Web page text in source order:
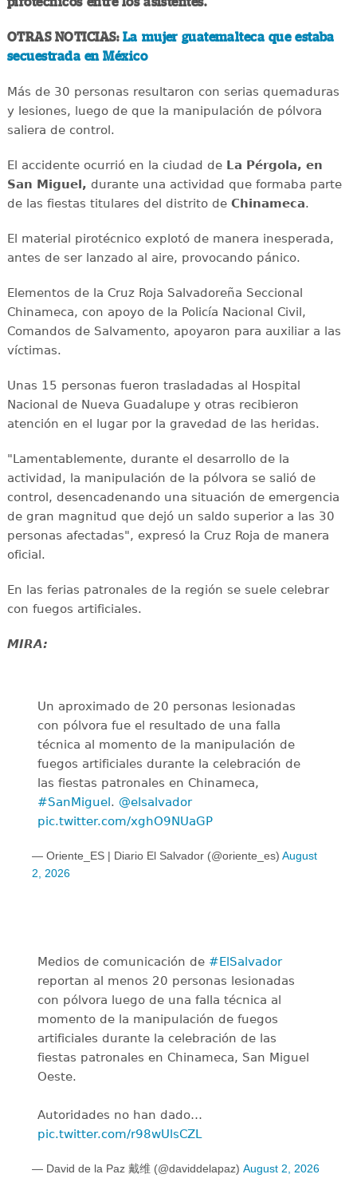
OTRAS NOTICIAS: La mujer guatemalteca que estaba
secuestrada en México
Más de 30 personas resultaron con serias quemaduras
y lesiones, luego de que la manipulación de pólvora
saliera de control.
El accidente ocurrió en la ciudad de La Pérgola, en
San Miguel, durante una actividad que formaba parte
de las fiestas titulares del distrito deChinameca.
El material pirotécnico explotó de manera inesperada,
antes de ser lanzado al aire, provocando pánico.
Elementos de la Cruz Roja Salvadoreña Seccional
Chinameca, con apoyo de la Policía Nacional Civil,
Comandos de Salvamento, apoyaron para auxiliar a las
víctimas.
Unas 15 personas fueron trasladadas al Hospital
Nacional de Nueva Guadalupe y otras recibieron
atención en el lugar por la gravedad de las heridas.
"Lamentablemente, durante el desarrollo de la
actividad, la manipulación de la pólvora se salió de
control, desencadenando una situación de emergencia
de gran magnitud que dejó un saldo superior a las 30
personas afectadas", expresó la Cruz Roja de manera
oficial.
En las ferias patronales de la región se suele celebrar
con fuegos artificiales.
MIRA:
Un aproximado de 20 personas lesionadas
con pólvora fue el resultado de una falla
técnica al momento de la manipulación de
fuegos artificiales durante la celebración de
las fiestas patronales en Chinameca,
#SanMiguel. @elsalvador
pic.twitter.com/xghO9NUaGP
— Oriente_ES | Diario El Salvador (@oriente_es) August
2, 2026
Medios de comunicación de #ElSalvador
reportan al menos 20 personas lesionadas
con pólvora luego de una falla técnica al
momento de la manipulación de fuegos
artificiales durante la celebración de las
fiestas patronales en Chinameca, San Miguel
Oeste.
Autoridades no han dado…
pic.twitter.com/r98wUlsCZL
— David de la Paz 戴维 (@daviddelapaz) August 2, 2026